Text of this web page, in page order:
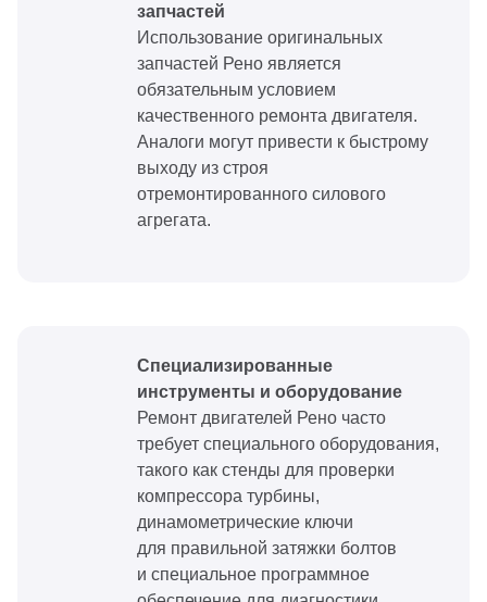
запчастей
Использование оригинальных
запчастей Рено является
обязательным условием
качественного ремонта двигателя.
Аналоги могут привести к быстрому
выходу из строя
отремонтированного силового
агрегата.
Специализированные
инструменты и оборудование
Ремонт двигателей Рено часто
требует специального оборудования,
такого как стенды для проверки
компрессора турбины,
динамометрические ключи
для правильной затяжки болтов
и специальное программное